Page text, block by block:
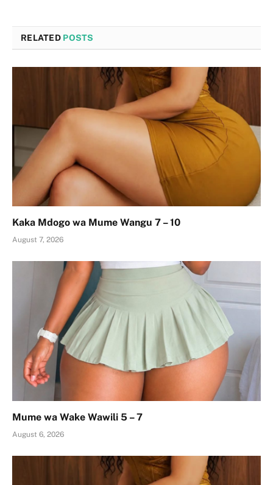
RELATED POSTS
Kaka Mdogo wa Mume Wangu 7 – 10
August 7, 2026
Mume wa Wake Wawili 5 – 7
August 6, 2026